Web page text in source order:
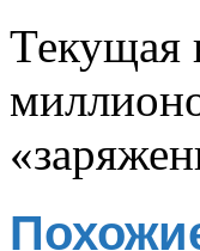
Текущая